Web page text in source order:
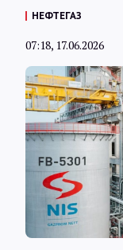
НЕФТЕГАЗ
07:18, 17.06.2026